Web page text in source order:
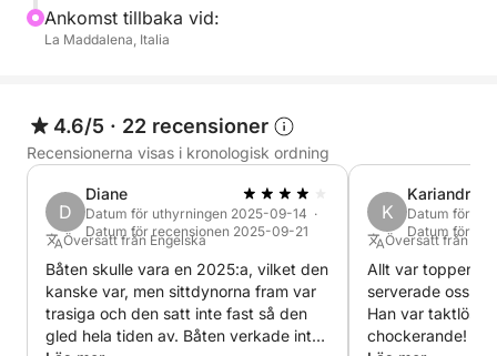
uppblåsbara båten Spargi 40/60 i den underbara La
Maddalena-arkipelagen!
Ankomst tillbaka vid:
La Maddalena, Italia
4.6/5 · 22 recensioner
Recensionerna visas i kronologisk ordning
D
Diane
Datum för uthyrningen 2025-09-14 ·
Datum för recensionen 2025-09-21
Översatt från Engelska
Båten skulle vara en 2025:a, vilket den
kanske var, men sittdynorna fram var
trasiga och den satt inte fast så den
gled hela tiden av. Båten verkade inte
K
Kariandry
Datum för
Datum för
Översatt från
Allt var toppen!
serverade oss
Han var taktlös,
chockerande! En